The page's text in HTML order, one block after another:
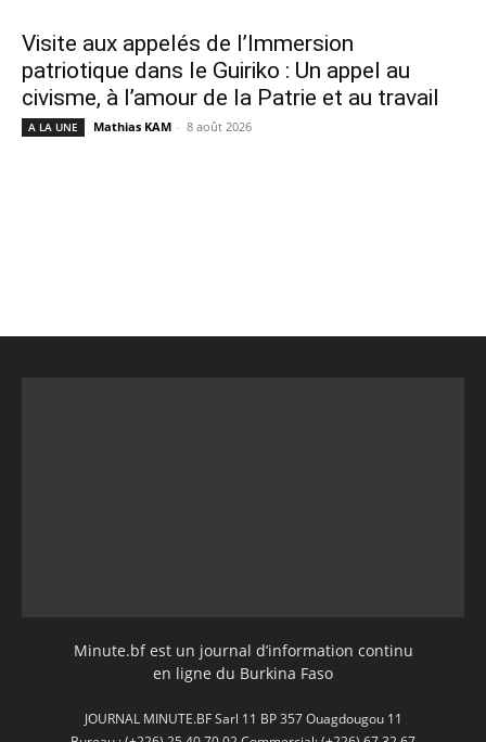
Visite aux appelés de l’Immersion
patriotique dans le Guiriko : Un appel au
civisme, à l’amour de la Patrie et au travail
A LA UNE Mathias KAM - 8 août 2026
Minute.bf est un journal d’information continu
en ligne du Burkina Faso
JOURNAL MINUTE.BF Sarl 11 BP 357 Ouagdougou 11